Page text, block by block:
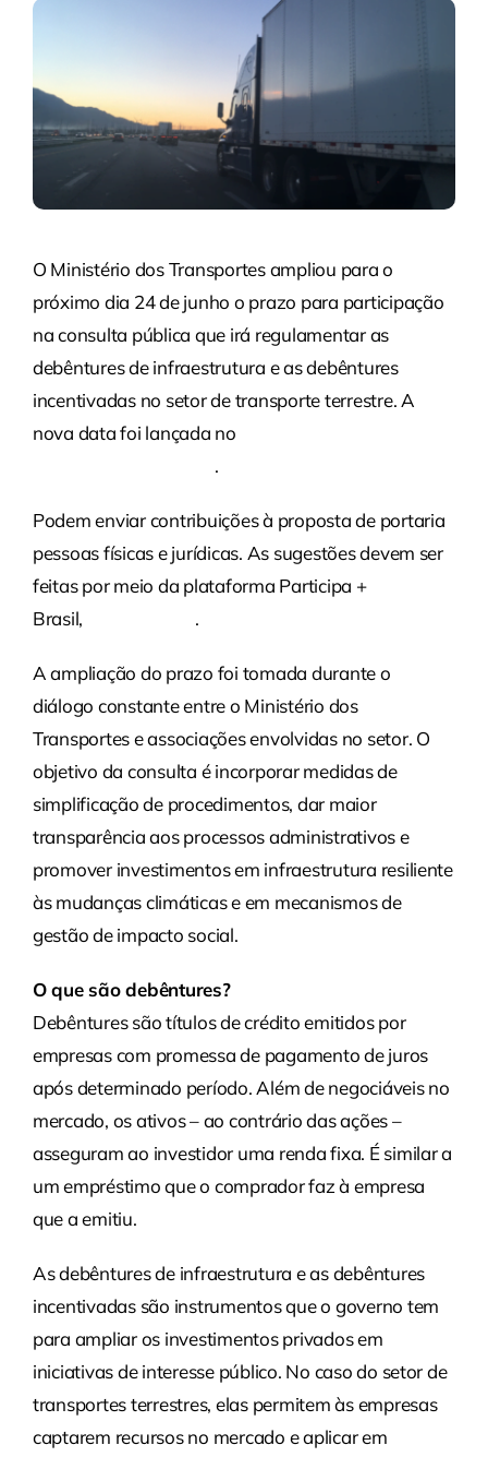
O Ministério dos Transportes ampliou para o
próximo dia 24 de junho o prazo para participação
na consulta pública que irá regulamentar as
debêntures de infraestrutura e as debêntures
incentivadas no setor de transporte terrestre. A
nova data foi lançada no
.
Podem enviar contribuições à proposta de portaria
pessoas físicas e jurídicas. As sugestões devem ser
feitas por meio da plataforma Participa +
Brasil,
.
A ampliação do prazo foi tomada durante o
diálogo constante entre o Ministério dos
Transportes e associações envolvidas no setor. O
objetivo da consulta é incorporar medidas de
simplificação de procedimentos, dar maior
transparência aos processos administrativos e
promover investimentos em infraestrutura resiliente
às mudanças climáticas e em mecanismos de
gestão de impacto social.
O que são debêntures?
Debêntures são títulos de crédito emitidos por
empresas com promessa de pagamento de juros
após determinado período. Além de negociáveis no
mercado, os ativos – ao contrário das ações –
asseguram ao investidor uma renda fixa. É similar a
um empréstimo que o comprador faz à empresa
que a emitiu.
As debêntures de infraestrutura e as debêntures
incentivadas são instrumentos que o governo tem
para ampliar os investimentos privados em
iniciativas de interesse público. No caso do setor de
transportes terrestres, elas permitem às empresas
captarem recursos no mercado e aplicar em